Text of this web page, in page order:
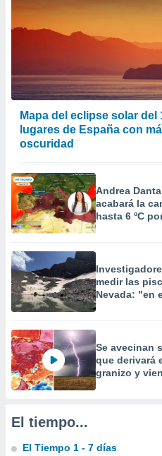
de
un
o acceder
perfiles
utilizar
crear un
uso de
contenido
medir el
de la
el
del
o a través
de
Mapa del eclipse solar
lugares de España con
oscuridad
Andrea
acabará la
hasta 6 ºC
medir las
Nevada: "en
Se avecinan
que derivará
granizo y
El tiempo...
El Tiempo 1 - 7 días